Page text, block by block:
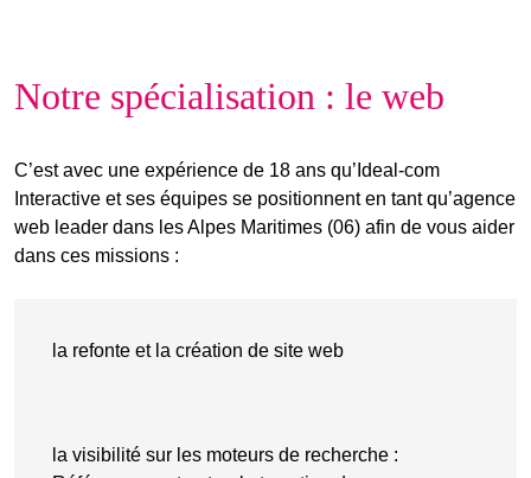
Notre spécialisation : le web
C’est avec une expérience de 18 ans qu’Ideal-com
Interactive et ses équipes se positionnent en tant qu’agence
web leader dans les Alpes Maritimes (06) afin de vous aider
dans ces missions :
la refonte et la création de site web
la visibilité sur les moteurs de recherche :